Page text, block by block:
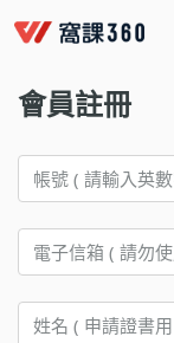
會員註冊